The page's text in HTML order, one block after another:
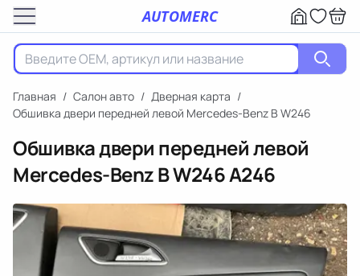
AUTOMERC
Главная / Салон авто / Дверная карта /
Обшивка двери передней левой Mercedes-Benz B W246
Обшивка двери передней левой
Mercedes-Benz B W246A246